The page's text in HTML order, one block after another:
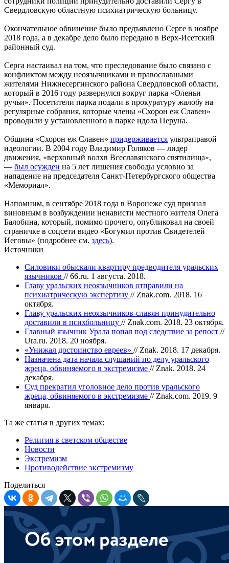
Свердловскую областную психиатрическую больницу.
Окончательное обвинение было предъявлено Серге в ноябре
2018 года, а в декабре дело было передано в Верх-Исетский
районный суд.
Серга настаивал на том, что преследование было связано с
конфликтом между неоязычниками и православными
жителями Нижнесергинского района Свердловской области,
который в 2016 году развернулся вокруг парка «Оленьи
ручьи». Посетители парка подали в прокуратуру жалобу на
регулярные собрания, которые члены «Схорон еж Славен»
проводили у установленного в парке идола Перуна.
Община «Схорон еж Славен» придерживается ультраправой
идеологии. В 2004 году Владимир Голяков — лидер
движения, «верховный волхв Всеславянского святилища»,
— был осужден на 5 лет лишения свободы условно за
нападение на председателя Санкт-Петербургского общества
«Мемориал».
Напомним, в сентябре 2018 года в Воронеже суд признал
виновным в возбуждении ненависти местного жителя Олега
Балобина, который, помимо прочего, опубликовал на своей
страничке в соцсети видео «Богумил против Свидетелей
Иеговы» (подробнее см. здесь).
Источники
Силовики обыскали квартиру предводителя уральских
язычников // 66.ru. 1 августа. 2018.
Главу уральских неоязычников отправили на
психиатрическую экспертизу // Znak.com. 2018. 16
октября.
Главу уральских неоязычников-славян принудительно
доставили в психбольницу // Znak.com. 2018. 23 октября.
Главный язычник Урала попал под следствие за репост //
Ura.ru. 2018. 20 ноября.
«Унижал достоинство евреев» // Znak. 2018. 17 декабря.
Назначена дата начала слушаний по делу уральского
жреца, обвиняемого в экстремизме // Znak. 2018. 24
декабря.
Суд прекратил уголовное дело против уральского
жреца, обвиняемого в экстремизме // Znak.com. 2019. 9
января.
Та же статья в других темах:
Религия в светском обществе
Новости
Экстремизм
Противодействие экстремизму
Поделиться